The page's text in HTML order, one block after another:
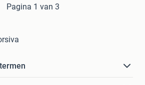
Pagina 1 van 3